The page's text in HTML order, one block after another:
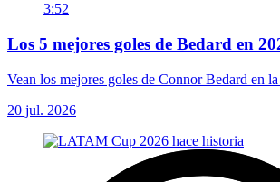
3:52
Los 5 mejores goles de Bedard en
Vean los mejores goles de Connor Bedard en
20 jul. 2026